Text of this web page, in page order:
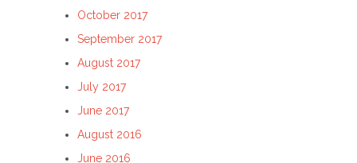
October 2017
September 2017
August 2017
July 2017
June 2017
August 2016
June 2016